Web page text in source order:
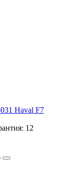
Haval F7
12